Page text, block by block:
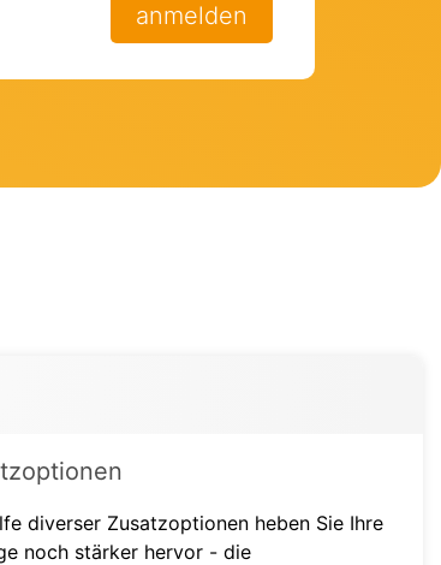
anmelden
diverser Zusatzoptionen heben Sie Ihre
noch stärker hervor - die